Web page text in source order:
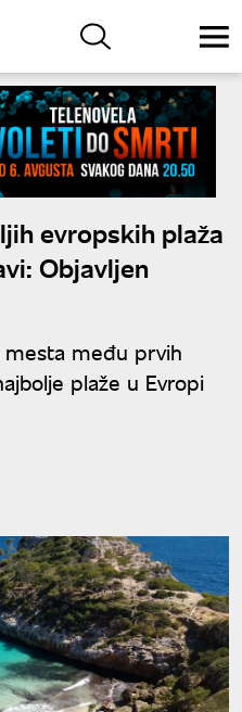
evropskih plaža
Objavljen
mesta među prvih
plaže u Evropi